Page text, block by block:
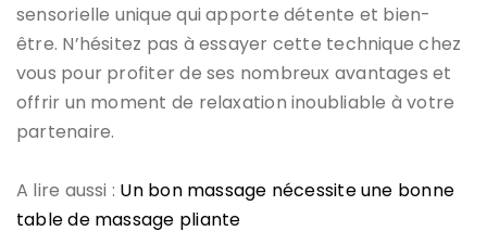
sensorielle unique qui apporte détente et bien-
être. N’hésitez pas à essayer cette technique chez
vous pour profiter de ses nombreux avantages et
offrir un moment de relaxation inoubliable à votre
partenaire.
A lire aussi : Un bon massage nécessite une bonne
table de massage pliante